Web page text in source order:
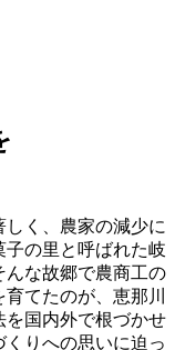
く、農家の減少に
子の里と呼ばれた岐
んな故郷で農商工の
てたのが、恵那川
を国内外で根づかせ
りへの思いに迫っ